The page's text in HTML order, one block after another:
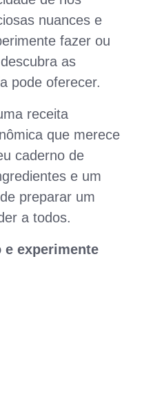
nuances e
fazer ou
as
pode oferecer.
receita
que merece
caderno de
e um
preparar um
a todos.
e experimente